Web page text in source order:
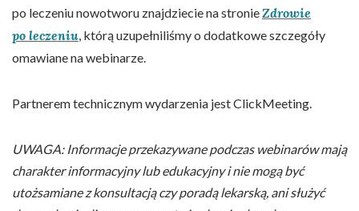
po leczeniu nowotworu znajdziecie na stronieZdrowie
po leczeniu, którą uzupełniliśmy o dodatkowe szczegóły
omawiane na webinarze.
Partnerem technicznym wydarzenia jest ClickMeeting.
UWAGA: Informacje przekazywane podczas webinarów mają
charakter informacyjny lub edukacyjny i nie mogą być
utożsamiane z konsultacją czy poradą lekarską, ani służyć